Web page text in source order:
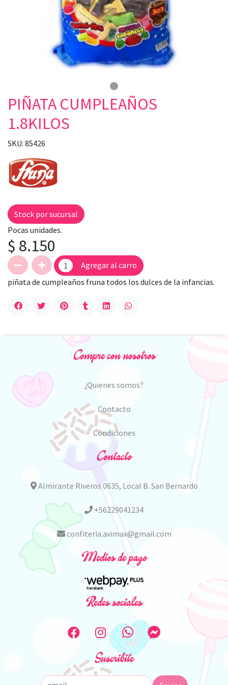
PIÑATA CUMPLEAÑOS
1.8KILOS
SKU: 85426
Stock por sucursal
Pocas unidades.
$ 8.150
Agregar al carro
piñata de cumpleaños fruna todos los dulces de la infancias.
Compre con nosotros
¿Quienes somos?
Contacto
Condiciones
Contacto
Almirante Riveros 0635, Local B. San Bernardo
+56229041234
confiteria.avimax@gmail.com
Medios de pago
Redes sociales
Suscribite